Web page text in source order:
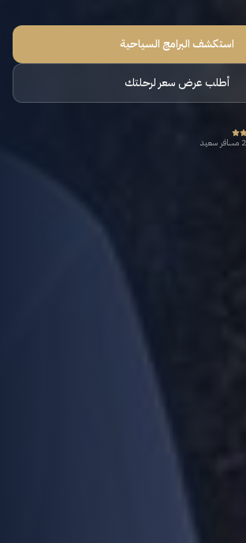
استكشف البرامج السياحية
أطلب عرض سعر لرحلتك